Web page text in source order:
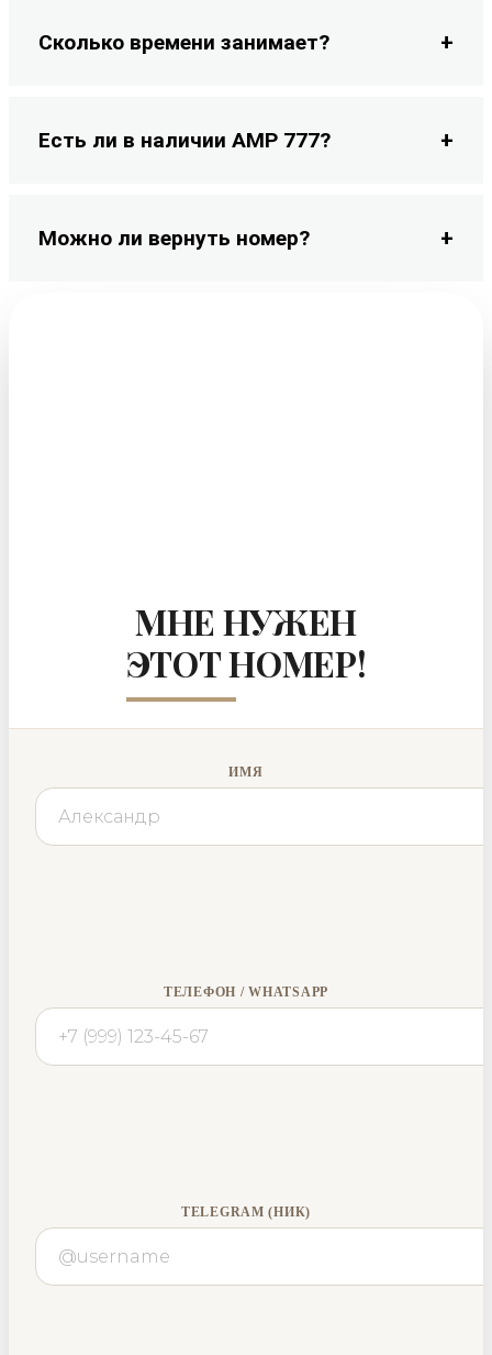
Сколько времени занимает?
Есть ли в наличии АМР 777?
Можно ли вернуть номер?
МНЕ НУЖЕН
ЭТОТ НОМЕР!
ИМЯ
ТЕЛЕФОН / WHATSAPP
TELEGRAM (НИК)